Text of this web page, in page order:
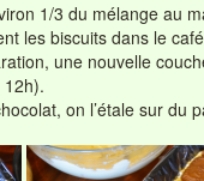
1/3 du mélange au
les biscuits dans le
une nouvelle
on l’étale sur